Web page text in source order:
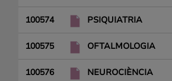
100574 PSIQUIATRIA
100575 OFTALMOLOGIA
100576 NEUROCIÈNCIA